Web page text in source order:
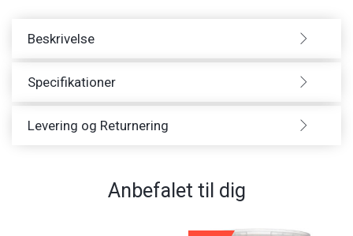
Beskrivelse
Specifikationer
Levering og Returnering
Anbefalet til dig